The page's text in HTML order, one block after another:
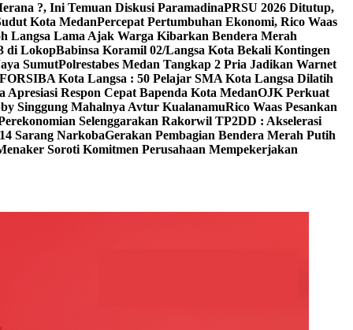
?, Ini Temuan Diskusi ParamadinaPRSU 2026 Ditutup,
Kota MedanPercepat Pertumbuhan Ekonomi, Rico Waas
Langsa Lama Ajak Warga Kibarkan Bendera Merah
di LokopBabinsa Koramil 02/Langsa Kota Bekali Kontingen
SumutPolrestabes Medan Tangkap 2 Pria Jadikan Warnet
Kota Langsa : 50 Pelajar SMA Kota Langsa Dilatih
Apresiasi Respon Cepat Bapenda Kota MedanOJK Perkuat
Singgung Mahalnya Avtur KualanamuRico Waas Pesankan
Selenggarakan Rakorwil TP2DD : Akselerasi
Sarang NarkobaGerakan Pembagian Bendera Merah Putih
Soroti Komitmen Perusahaan Mempekerjakan